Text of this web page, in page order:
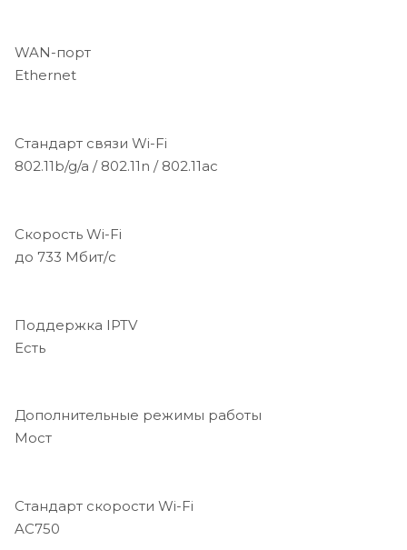
WAN-порт
Ethernet
Стандарт связи Wi-Fi
802.11b/g/a / 802.11n / 802.11ac
Скорость Wi-Fi
до 733 Мбит/с
Поддержка IPTV
Есть
Дополнительные режимы работы
Мост
Стандарт скорости Wi-Fi
AC750